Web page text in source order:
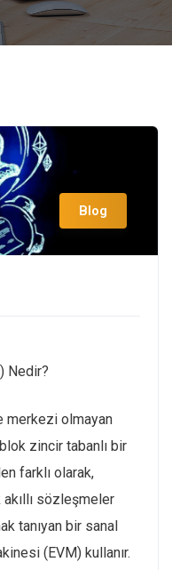
Blog
Nedir?
merkezi olmayan
zincir tabanlı bir
farklı olarak,
sözleşmeler
tanıyan bir sanal
(EVM) kullanır.